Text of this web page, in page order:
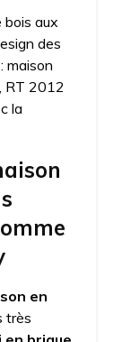
bois aux
des
maison
RT 2012
la
en
très